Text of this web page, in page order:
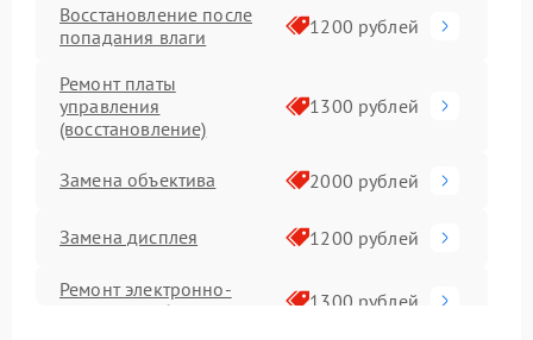
Восстановление после
попадания влаги
1200 рублей
Ремонт платы
управления
(восстановление)
1300 рублей
Замена объектива 2000 рублей
Замена дисплея 1200 рублей
Ремонт электронно-
лучевой трубки
1300 рублей